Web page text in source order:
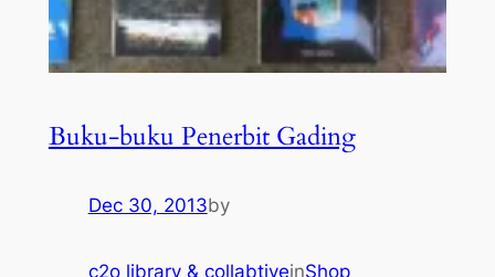
Buku-buku Penerbit Gading
Dec 30, 2013by
c2o library & collabtiveinShop